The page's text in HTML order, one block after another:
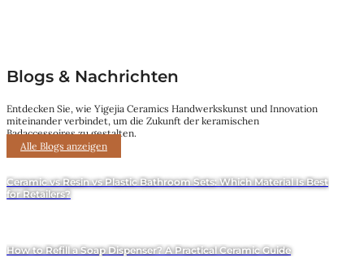
Blogs & Nachrichten
Entdecken Sie, wie Yigejia Ceramics Handwerkskunst und Innovation
miteinander verbindet, um die Zukunft der keramischen
Badaccessoires zu gestalten.
Alle Blogs anzeigen
Ceramic vs Resin vs Plastic Bathroom Sets: Which Material Is Best
for Retailers?
How to Refill a Soap Dispenser? A Practical Ceramic Guide